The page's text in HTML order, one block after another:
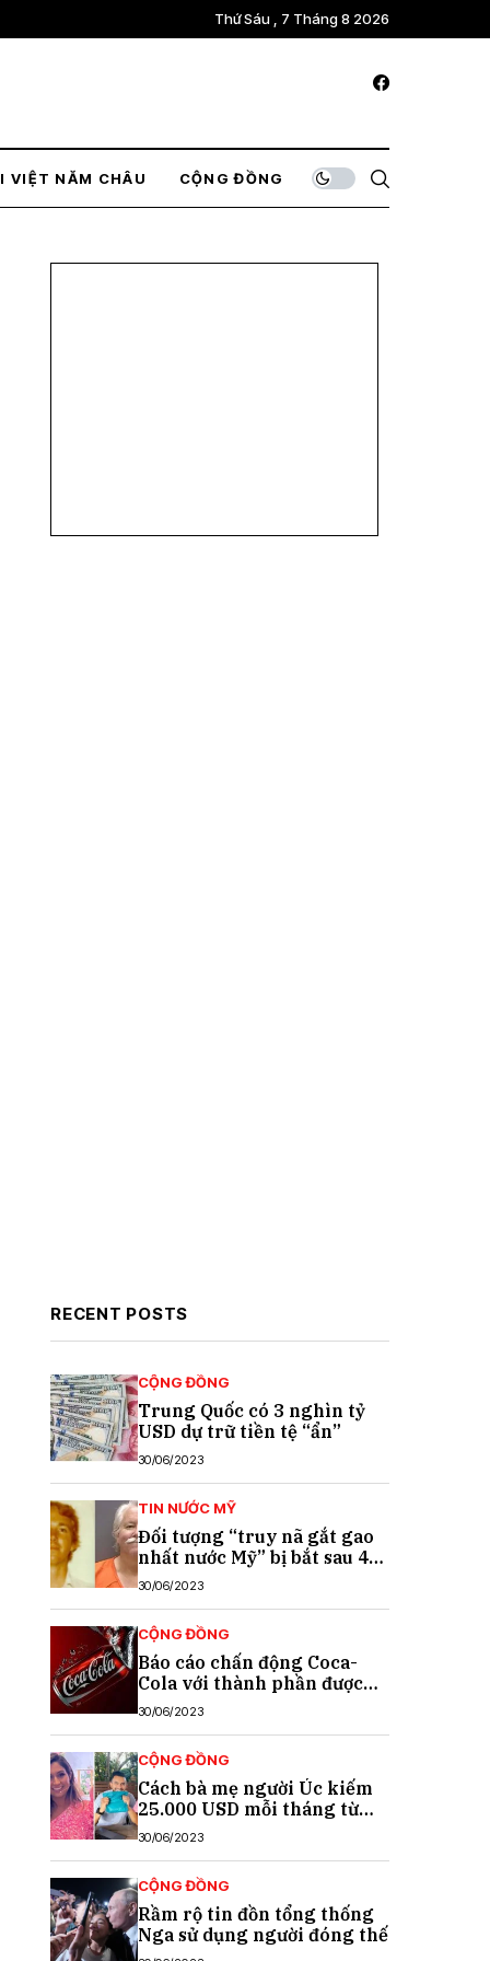
Thứ Sáu , 7 Tháng 8 2026
VIỆT NĂM CHÂU CỘNG ĐỒNG
RECENT POSTS
CỘNG ĐỒNG
Trung Quốc có 3 nghìn tỷ
USD dự trữ tiền tệ “ẩn”
30/06/2023
TIN NƯỚC MỸ
Đối tượng “truy nã gắt gao
nhất nước Mỹ” bị bắt sau 40
năm trốn chạy
30/06/2023
CỘNG ĐỒNG
Báo cáo chấn động Coca-
Cola với thành phần được
cho là chất gây ung thư
30/06/2023
CỘNG ĐỒNG
Cách bà mẹ người Úc kiếm
25.000 USD mỗi tháng từ
TikTok
30/06/2023
CỘNG ĐỒNG
Rầm rộ tin đồn tổng thống
Nga sử dụng người đóng thế